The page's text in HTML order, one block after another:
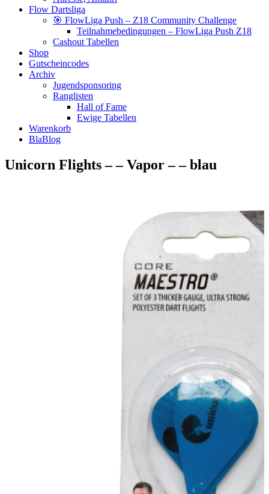
Flow Dartsliga
🎯 FlowLiga Push – Z18 Community Challenge
Teilnahmebedingungen – FlowLiga Push Z18
Cashout Tabellen
Shop
Gutscheincodes
Archiv
Jugendsponsoring
Ranglisten
Hall of Fame
Ewige Tabellen
Warenkorb
BlaBlog
Unicorn Flights – – Vapor – – blau